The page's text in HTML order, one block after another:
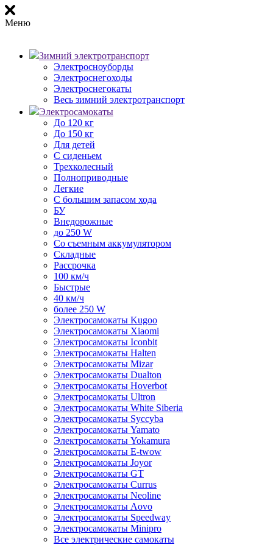
Меню
Зимний электротранспорт
Электросноуборды
Электроснегоходы
Электроснегокаты
Весь зимний электротранспорт
Электросамокаты
До 120 кг
До 150 кг
Для детей
С сиденьем
Трехколесный
Полноприводные
Легкие
С большим запасом хода
БУ
Внедорожные
до 250 W
Со съемным аккумулятором
Складные
Рассрочка
100 км/ч
Быстрые
40 км/ч
более 250 W
Электросамокаты Kugoo
Электросамокаты Xiaomi
Электросамокаты Iconbit
Электросамокаты Halten
Электросамокаты Mizar
Электросамокаты Dualton
Электросамокаты Hoverbot
Электросамокаты Ultron
Электросамокаты White Siberia
Электросамокаты Syccyba
Электросамокаты Yamato
Электросамокаты Yokamura
Электросамокаты E-twow
Электросамокаты Joyor
Электросамокаты GT
Электросамокаты Currus
Электросамокаты Neoline
Электросамокаты Aovo
Электросамокаты Speedway
Электросамокаты Minipro
Все электрические самокаты